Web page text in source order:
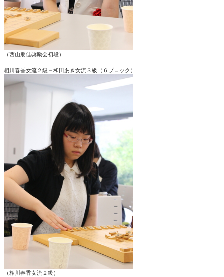
（西山朋佳奨励会初段）
相川春香女流２級－和田あき女流３級（６ブロック）
（相川春香女流２級）